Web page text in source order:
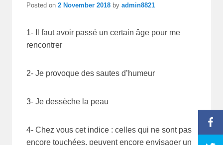
Posted on2 November 2018 byadmin8821
1- Il faut avoir passé un certain âge pour me
rencontrer
2- Je provoque des sautes d’humeur
3- Je dessèche la peau
4- Chez vous cet indice : celles qui ne sont pas
encore touchées, peuvent encore envisager un